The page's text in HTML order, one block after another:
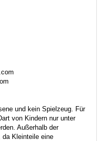
und kein Spielzeug. Für
von Kindern nur unter
Außerhalb der
da Kleinteile eine